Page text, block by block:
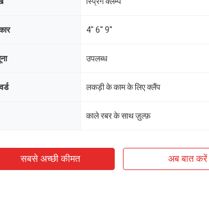
4" 6'' 9''
उपलब्ध
लकड़ी के काम के लिए क्लैंप
काले रबर के साथ ज़ुल्फ़
सबसे अच्छी कीमत अब बात करें